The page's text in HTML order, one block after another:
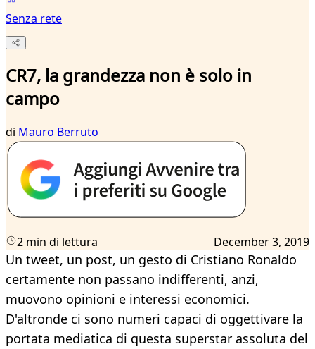
Senza rete
CR7, la grandezza non è solo in
campo
di Mauro Berruto
2 min di lettura December 3, 2019
Un tweet, un post, un gesto di Cristiano Ronaldo
certamente non passano indifferenti, anzi,
muovono opinioni e interessi economici.
D'altronde ci sono numeri capaci di oggettivare la
portata mediatica di questa superstar assoluta del